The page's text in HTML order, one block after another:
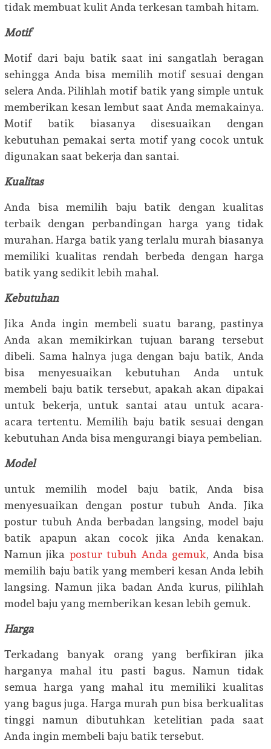
tidak membuat kulit Anda terkesan tambah hitam.
Motif
Motif dari baju batik saat ini sangatlah beragan
sehingga Anda bisa memilih motif sesuai dengan
selera Anda. Pilihlah motif batik yang simple untuk
memberikan kesan lembut saat Anda memakainya.
Motif batik biasanya disesuaikan dengan
kebutuhan pemakai serta motif yang cocok untuk
digunakan saat bekerja dan santai.
Kualitas
Anda bisa memilih baju batik dengan kualitas
terbaik dengan perbandingan harga yang tidak
murahan. Harga batik yang terlalu murah biasanya
memiliki kualitas rendah berbeda dengan harga
batik yang sedikit lebih mahal.
Kebutuhan
Jika Anda ingin membeli suatu barang, pastinya
Anda akan memikirkan tujuan barang tersebut
dibeli. Sama halnya juga dengan baju batik, Anda
bisa menyesuaikan kebutuhan Anda untuk
membeli baju batik tersebut, apakah akan dipakai
untuk bekerja, untuk santai atau untuk acara-
acara tertentu. Memilih baju batik sesuai dengan
kebutuhan Anda bisa mengurangi biaya pembelian.
Model
untuk memilih model baju batik, Anda bisa
menyesuaikan dengan postur tubuh Anda. Jika
postur tubuh Anda berbadan langsing, model baju
batik apapun akan cocok jika Anda kenakan.
Namun jika postur tubuh Anda gemuk, Anda bisa
memilih baju batik yang memberi kesan Anda lebih
langsing. Namun jika badan Anda kurus, pilihlah
model baju yang memberikan kesan lebih gemuk.
Harga
Terkadang banyak orang yang berfikiran jika
harganya mahal itu pasti bagus. Namun tidak
semua harga yang mahal itu memiliki kualitas
yang bagus juga. Harga murah pun bisa berkualitas
tinggi namun dibutuhkan ketelitian pada saat
Anda ingin membeli baju batik tersebut.